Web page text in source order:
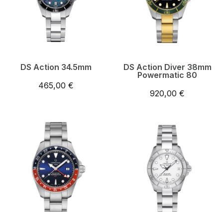
DS Action 34.5mm
465,00 €
DS Action Diver 38mm
Powermatic 80
920,00 €